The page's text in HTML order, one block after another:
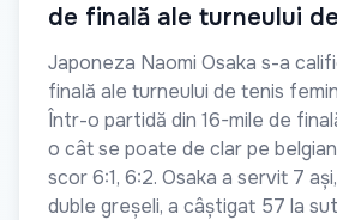
de finală ale turneului
Japoneza Naomi Osaka s-a
finală ale turneului de tenis
Într-o partidă din 16-mile de
o cât se poate de clar pe
scor 6:1, 6:2. Osaka a servit 7
duble greșeli, a câștigat 57 la